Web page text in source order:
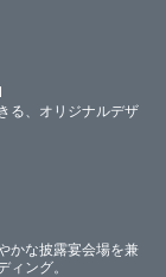
る、オリジナルデザ
かな披露宴会場を兼
ィング。